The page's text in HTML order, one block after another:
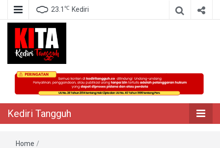
23.1 ℃ Kediri
Kediri Tangguh
Berita Akurat Terpercaya
Kediri Tangguh
Home /